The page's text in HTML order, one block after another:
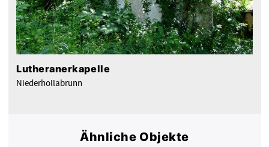
Lutheranerkapelle
Niederhollabrunn
Ähnliche Objekte